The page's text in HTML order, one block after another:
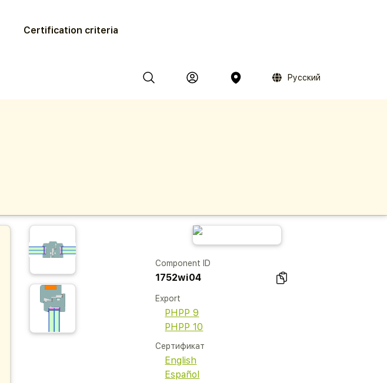
Certification criteria
Русский
Component ID
1752wi04
Export
PHPP 9
PHPP 10
Сертификат
English
Español